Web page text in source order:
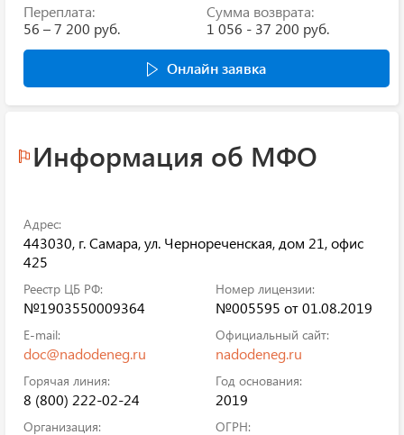
Переплата:
56 – 7 200 руб.
Сумма возврата:
1 056 - 37 200 руб.
Онлайн заявка
Информация об МФО
Адрес:
443030, г. Самара, ул. Чернореченская, дом 21, офис
425
Реестр ЦБ РФ:
№1903550009364
Номер лицензии:
№005595 от 01.08.2019
E-mail:
doc@nadodeneg.ru
Официальный сайт:
nadodeneg.ru
Горячая линия:
8 (800) 222-02-24
Год основания:
2019
Организация: ОГРН: